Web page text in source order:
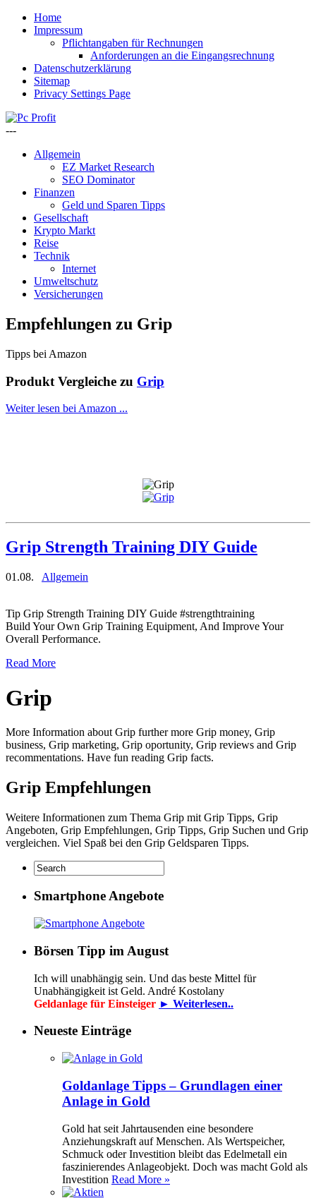
Home
Impressum
Pflichtangaben für Rechnungen
Anforderungen an die Eingangsrechnung
Datenschutzerklärung
Sitemap
Privacy Settings Page
---
Allgemein
EZ Market Research
SEO Dominator
Finanzen
Geld und Sparen Tipps
Gesellschaft
Krypto Markt
Reise
Technik
Internet
Umweltschutz
Versicherungen
Empfehlungen zu Grip
Tipps bei Amazon
Produkt Vergleiche zu Grip
Weiter lesen bei Amazon ...
Grip Strength Training DIY Guide
01.08. Allgemein
Tip Grip Strength Training DIY Guide #strengthtraining
Build Your Own Grip Training Equipment, And Improve Your
Overall Performance.
Read More
Grip
More Information about Grip further more Grip money, Grip
business, Grip marketing, Grip oportunity, Grip reviews and Grip
recommentations. Have fun reading Grip facts.
Grip Empfehlungen
Weitere Informationen zum Thema Grip mit Grip Tipps, Grip
Angeboten, Grip Empfehlungen, Grip Tipps, Grip Suchen und Grip
vergleichen. Viel Spaß bei den Grip Geldsparen Tipps.
Smartphone Angebote
Börsen Tipp im August
Ich will unabhängig sein. Und das beste Mittel für
Unabhängigkeit ist Geld. André Kostolany
Geldanlage für Einsteiger ► Weiterlesen..
Neueste Einträge
Goldanlage Tipps – Grundlagen einer
Anlage in Gold
Gold hat seit Jahrtausenden eine besondere
Anziehungskraft auf Menschen. Als Wertspeicher,
Schmuck oder Investition bleibt das Edelmetall ein
faszinierendes Anlageobjekt. Doch was macht Gold als
Investition Read More »